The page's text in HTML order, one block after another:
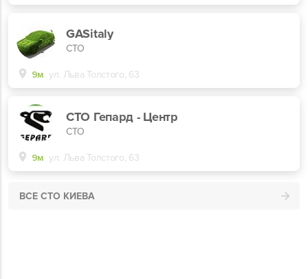
GASitaly
СТО
9м ул. Льва Толстого, 63
СТО Гепард - Центр
СТО
9м ул. Льва Толстого, 63
ВСЕ СТО КИЕВА